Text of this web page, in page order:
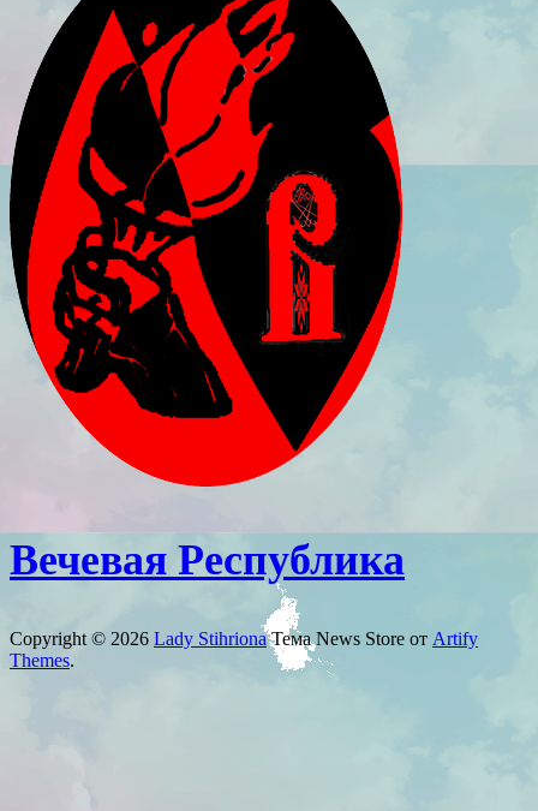
Вечевая Республика
Copyright © 2026 Lady StihrionaТема News Store от Artify
Themes.